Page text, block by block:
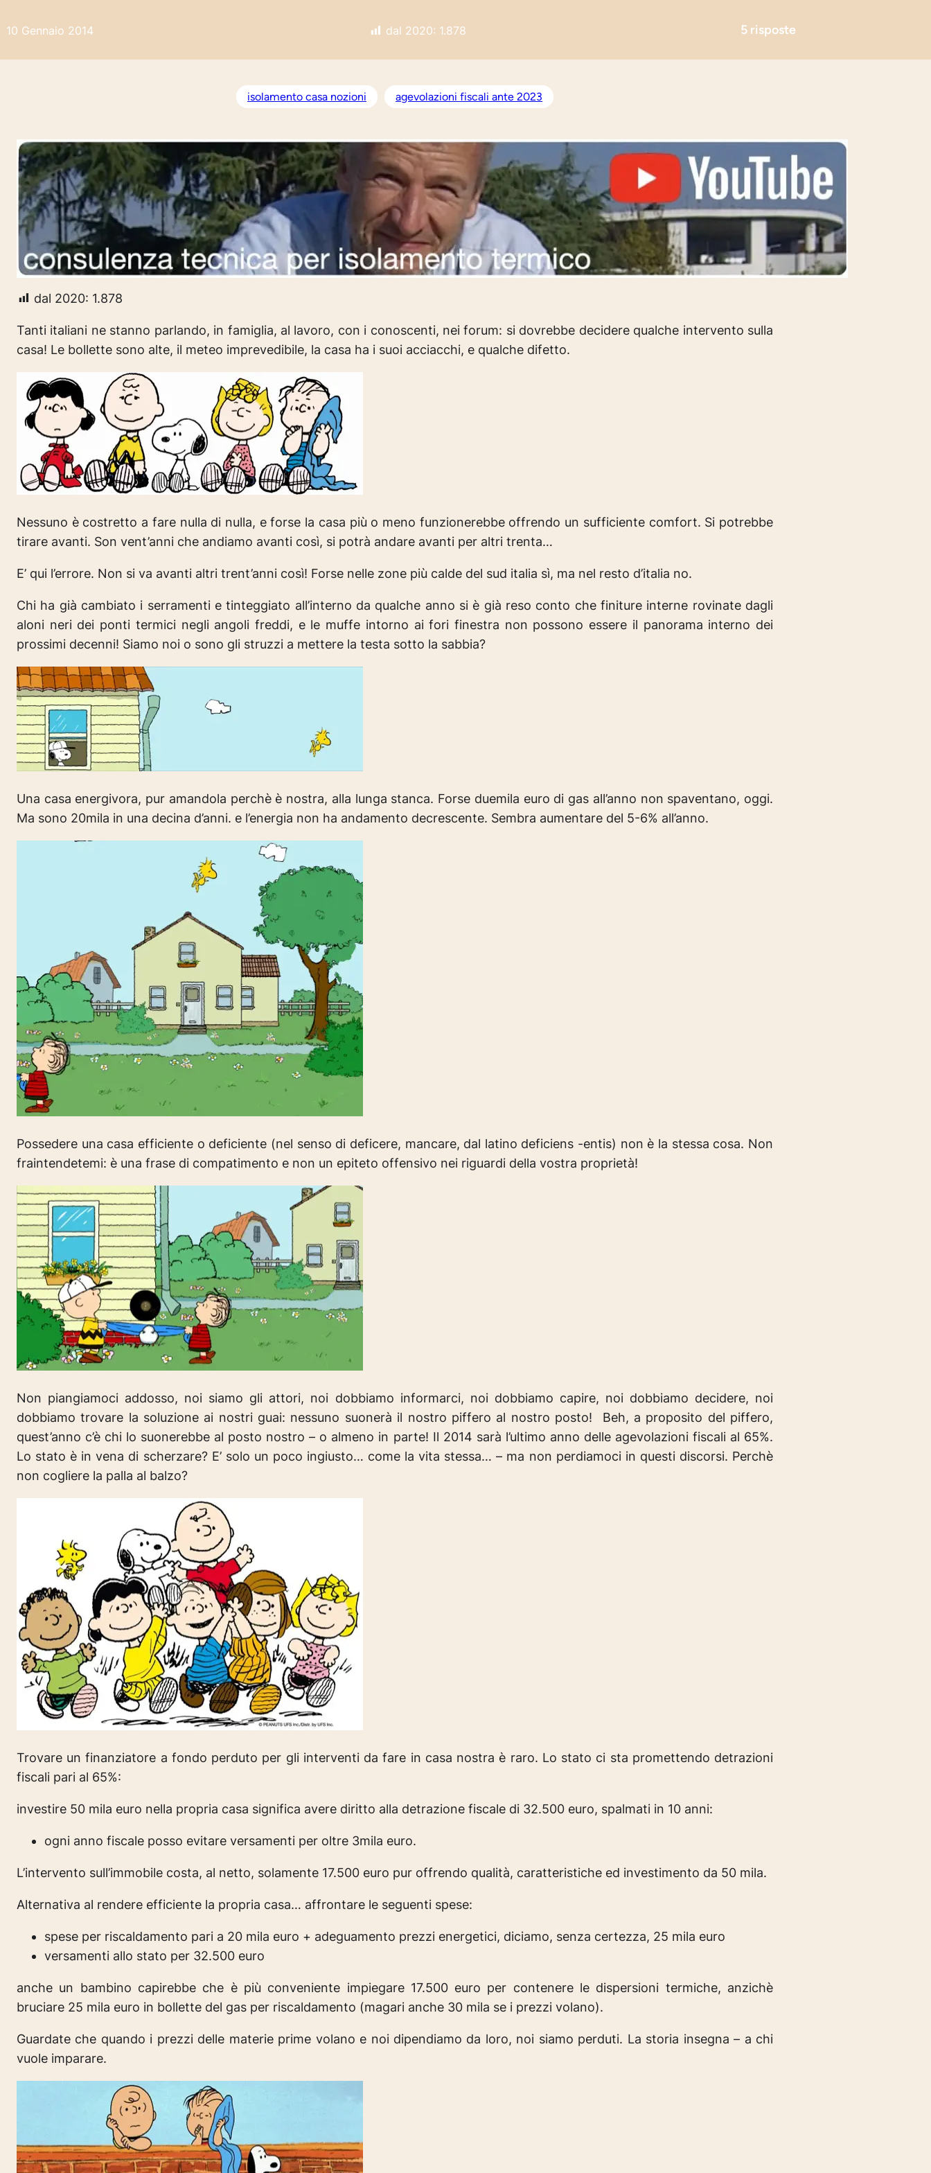
10 Gennaio 2014 dal 2020: 1.878 5 risposte
isolamento casa nozioni agevolazioni fiscali ante 2023
dal 2020: 1.878
Tanti italiani ne stanno parlando, in famiglia, al lavoro, con i conoscenti, nei forum: si dovrebbe decidere qualche intervento sulla
casa! Le bollette sono alte, il meteo imprevedibile, la casa ha i suoi acciacchi, e qualche difetto.
Nessuno è costretto a fare nulla di nulla, e forse la casa più o meno funzionerebbe offrendo un sufficiente comfort. Si potrebbe
tirare avanti. Son vent’anni che andiamo avanti così, si potrà andare avanti per altri trenta…
E’ qui l’errore. Non si va avanti altri trent’anni così! Forse nelle zone più calde del sud italia sì, ma nel resto d’italia no.
Chi ha già cambiato i serramenti e tinteggiato all’interno da qualche anno si è già reso conto che finiture interne rovinate dagli
aloni neri dei ponti termici negli angoli freddi, e le muffe intorno ai fori finestra non possono essere il panorama interno dei
prossimi decenni! Siamo noi o sono gli struzzi a mettere la testa sotto la sabbia?
Una casa energivora, pur amandola perchè è nostra, alla lunga stanca. Forse duemila euro di gas all’anno non spaventano, oggi.
Ma sono 20mila in una decina d’anni. e l’energia non ha andamento decrescente. Sembra aumentare del 5-6% all’anno.
Possedere una casa efficiente o deficiente (nel senso di deficere, mancare, dal latino deficiens -entis) non è la stessa cosa. Non
fraintendetemi: è una frase di compatimento e non un epiteto offensivo nei riguardi della vostra proprietà!
Non piangiamoci addosso, noi siamo gli attori, noi dobbiamo informarci, noi dobbiamo capire, noi dobbiamo decidere, noi
dobbiamo trovare la soluzione ai nostri guai: nessuno suonerà il nostro piffero al nostro posto! Beh, a proposito del piffero,
quest’anno c’è chi lo suonerebbe al posto nostro – o almeno in parte! Il 2014 sarà l’ultimo anno delle agevolazioni fiscali al 65%.
Lo stato è in vena di scherzare? E’ solo un poco ingiusto… come la vita stessa… – ma non perdiamoci in questi discorsi. Perchè
non cogliere la palla al balzo?
Trovare un finanziatore a fondo perduto per gli interventi da fare in casa nostra è raro. Lo stato ci sta promettendo detrazioni
fiscali pari al 65%:
investire 50 mila euro nella propria casa significa avere diritto alla detrazione fiscale di 32.500 euro, spalmati in 10 anni:
ogni anno fiscale posso evitare versamenti per oltre 3mila euro.
L’intervento sull’immobile costa, al netto, solamente 17.500 euro pur offrendo qualità, caratteristiche ed investimento da 50 mila.
Alternativa al rendere efficiente la propria casa… affrontare le seguenti spese:
spese per riscaldamento pari a 20 mila euro + adeguamento prezzi energetici, diciamo, senza certezza, 25 mila euro
versamenti allo stato per 32.500 euro
anche un bambino capirebbe che è più conveniente impiegare 17.500 euro per contenere le dispersioni termiche, anzichè
bruciare 25 mila euro in bollette del gas per riscaldamento (magari anche 30 mila se i prezzi volano).
Guardate che quando i prezzi delle materie prime volano e noi dipendiamo da loro, noi siamo perduti. La storia insegna – a chi
vuole imparare.